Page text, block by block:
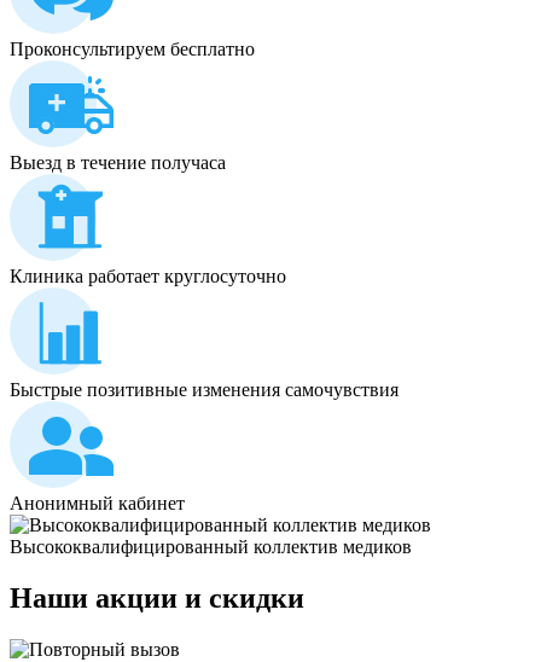
Проконсультируем бесплатно
Выезд в течение получаса
Клиника работает круглосуточно
Быстрые позитивные изменения самочувствия
Анонимный кабинет
Высококвалифицированный коллектив медиков
Наши акции и скидки